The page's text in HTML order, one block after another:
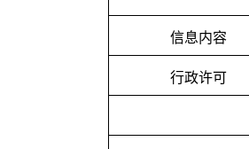
信息内容
行政许可